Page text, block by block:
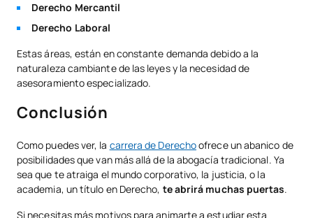
Derecho Mercantil
Derecho Laboral
Estas áreas, están en constante demanda debido a la
naturaleza cambiante de las leyes y la necesidad de
asesoramiento especializado.
Conclusión
Como puedes ver, la carrera de Derechoofrece un abanico de
posibilidades que van más allá de la abogacía tradicional. Ya
sea que te atraiga el mundo corporativo, la justicia, o la
academia, un título en Derecho, te abrirá muchas puertas.
Si necesitas más motivos para animarte a estudiar esta